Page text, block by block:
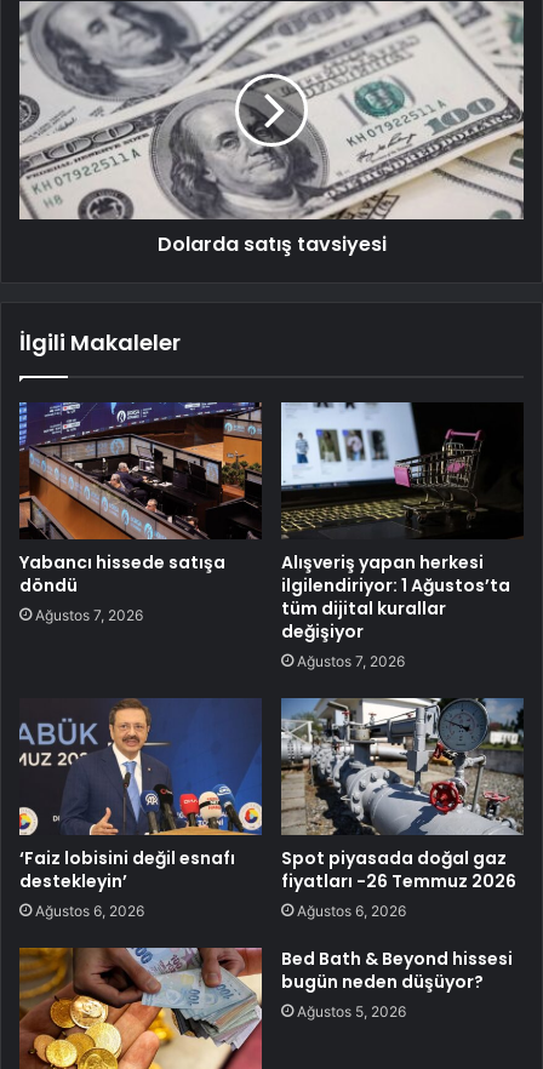
Dolarda satış tavsiyesi
İlgili Makaleler
Yabancı hissede satışa
döndü
Ağustos 7, 2026
Alışveriş yapan herkesi
ilgilendiriyor: 1 Ağustos’ta
tüm dijital kurallar
değişiyor
Ağustos 7, 2026
‘Faiz lobisini değil esnafı
destekleyin’
Ağustos 6, 2026
Spot piyasada doğal gaz
fiyatları -26 Temmuz 2026
Ağustos 6, 2026
Bed Bath & Beyond hissesi
bugün neden düşüyor?
Ağustos 5, 2026